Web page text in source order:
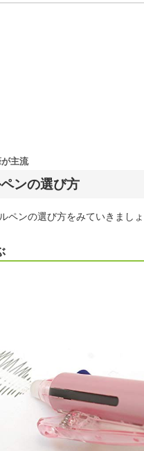
ンの選び方
主流
ペンの選び方をみていきましょ